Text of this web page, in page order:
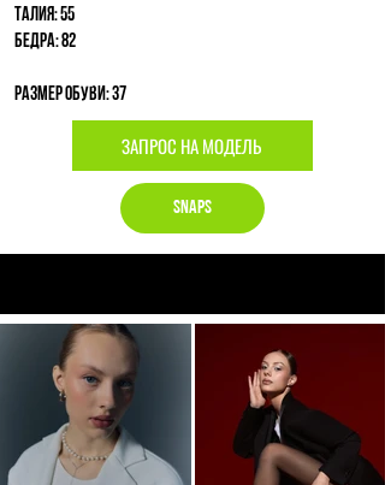
Талия: 55
Бедра: 82
Размер обуви: 37
ЗАПРОС НА МОДЕЛЬ
Snaps